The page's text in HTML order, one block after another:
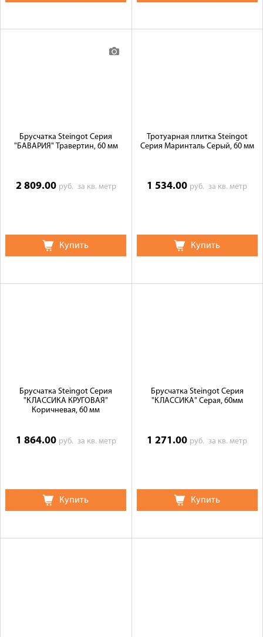
Брусчатка Steingot Серия
"БАВАРИЯ" Травертин, 60 мм
2 809.00 руб. за кв. метр
Купить
Тротуарная плитка Steingot
Серия Маринталь Серый, 60 мм
1 534.00 руб.за кв. метр
Купить
Брусчатка Steingot Серия
"КЛАССИКА КРУГОВАЯ"
Коричневая, 60 мм
1 864.00 руб. за кв. метр
Купить
Брусчатка Steingot Серия
"КЛАССИКА" Серая, 60мм
1 271.00 руб.за кв. метр
Купить